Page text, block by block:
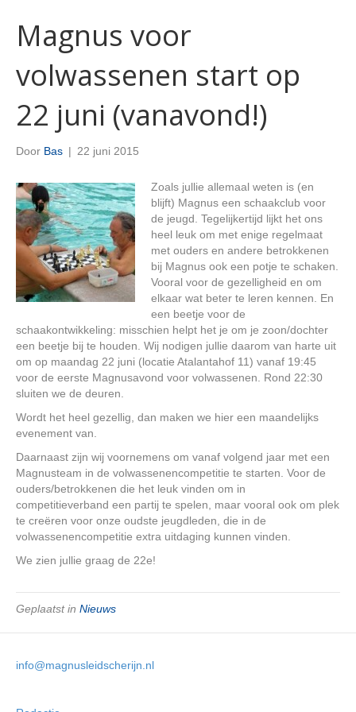
Magnus voor
volwassenen start op
22 juni (vanavond!)
Door Bas | 22 juni 2015
Zoals jullie allemaal weten is (en
blijft) Magnus een schaakclub voor
de jeugd. Tegelijkertijd lijkt het ons
heel leuk om met enige regelmaat
met ouders en andere betrokkenen
bij Magnus ook een potje te schaken.
Vooral voor de gezelligheid en om
elkaar wat beter te leren kennen. En
een beetje voor de
schaakontwikkeling: misschien helpt het je om je zoon/dochter
een beetje bij te houden. Wij nodigen jullie daarom van harte uit
om op maandag 22 juni (locatie Atalantahof 11) vanaf 19:45
voor de eerste Magnusavond voor volwassenen. Rond 22:30
sluiten we de deuren.
Wordt het heel gezellig, dan maken we hier een maandelijks
evenement van.
Daarnaast zijn wij voornemens om vanaf volgend jaar met een
Magnusteam in de volwassenencompetitie te starten. Voor de
ouders/betrokkenen die het leuk vinden om in
competitieverband een partij te spelen, maar vooral ook om plek
te creëren voor onze oudste jeugdleden, die in de
volwassenencompetitie extra uitdaging kunnen vinden.
We zien jullie graag de 22e!
Geplaatst in Nieuws
info@magnusleidscherijn.nl